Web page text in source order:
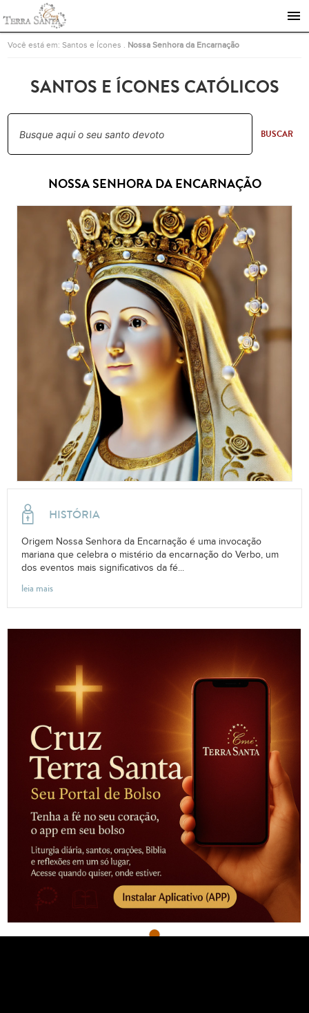
Ir para a página inicial
Você está em:Santos e Ícones Nossa Senhora da Encarnação
SANTOS E ÍCONES CATÓLICOS
BUSCAR
NOSSA SENHORA DA ENCARNAÇÃO
HISTÓRIA
Origem Nossa Senhora da Encarnação é uma invocação
mariana que celebra o mistério da encarnação do Verbo, um
dos eventos mais significativos da fé...
leia mais